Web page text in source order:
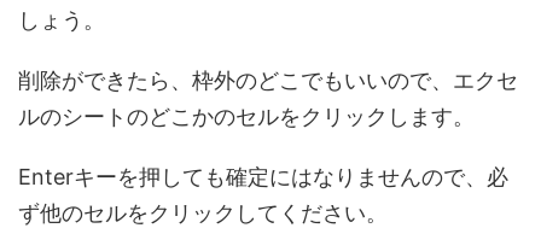
しょう。
削除ができたら、枠外のどこでもいいので、エクセ
ルのシートのどこかのセルをクリックします。
Enterキーを押しても確定にはなりませんので、必
ず他のセルをクリックしてください。